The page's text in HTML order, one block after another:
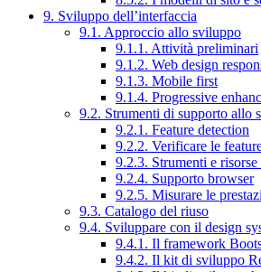
9. Sviluppo dell’interfaccia
9.1. Approccio allo sviluppo
9.1.1. Attività preliminari
9.1.2. Web design
9.1.3. Mobile first
9.1.4. Progressive
9.2. Strumenti di supporto allo
9.2.1. Feature detection
9.2.2. Verificare le
9.2.3. Strumenti e
9.2.4. Supporto browser
9.2.5. Misurare le
9.3. Catalogo del riuso
9.4. Sviluppare con il design
9.4.1. Il framework
9.4.2. Il kit di sviluppo